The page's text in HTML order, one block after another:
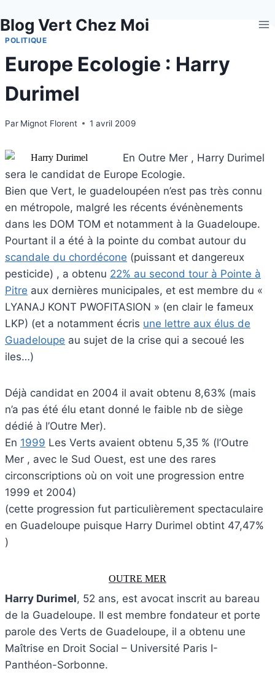
au
contenu
Blog Vert Chez Moi
POLITIQUE
Europe Ecologie : Harry
Durimel
Par Mignot Florent 1 avril 2009
En Outre Mer , Harry Durimel
sera le candidat de Europe Ecologie.
Bien que Vert, le guadeloupéen n’est pas très connu
en métropole, malgré les récents événènements
dans les DOM TOM et notamment à la Guadeloupe.
Pourtant il a été à la pointe du combat autour du
scandale du chordécone (puissant et dangereux
pesticide) , a obtenu 22% au second tour à Pointe à
Pitre aux dernières municipales, et est membre du «
LYANAJ KONT PWOFITASION » (en clair le fameux
LKP) (et a notamment écris une lettre aux élus de
Guadeloupe au sujet de la crise qui a secoué les
iles…)
Déjà candidat en 2004 il avait obtenu 8,63% (mais
n’a pas été élu etant donné le faible nb de siège
dédié à l’Outre Mer).
En 1999 Les Verts avaient obtenu 5,35 % (l’Outre
Mer , avec le Sud Ouest, est une des rares
circonscriptions où on voit une progression entre
1999 et 2004)
(cette progression fut particulièrement spectaculaire
en Guadeloupe puisque Harry Durimel obtint 47,47%
)
OUTRE MER
Harry Durimel, 52 ans, est avocat inscrit au bareau
de la Guadeloupe. Il est membre fondateur et porte
parole des Verts de Guadeloupe, il a obtenu une
Maîtrise en Droit Social – Université Paris I-
Panthéon-Sorbonne.